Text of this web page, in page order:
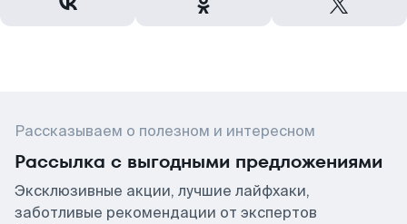
Рассказываем о полезном и интересном
Рассылка с выгодными предложениями
Эксклюзивные акции, лучшие лайфхаки,
заботливые рекомендации от экспертов